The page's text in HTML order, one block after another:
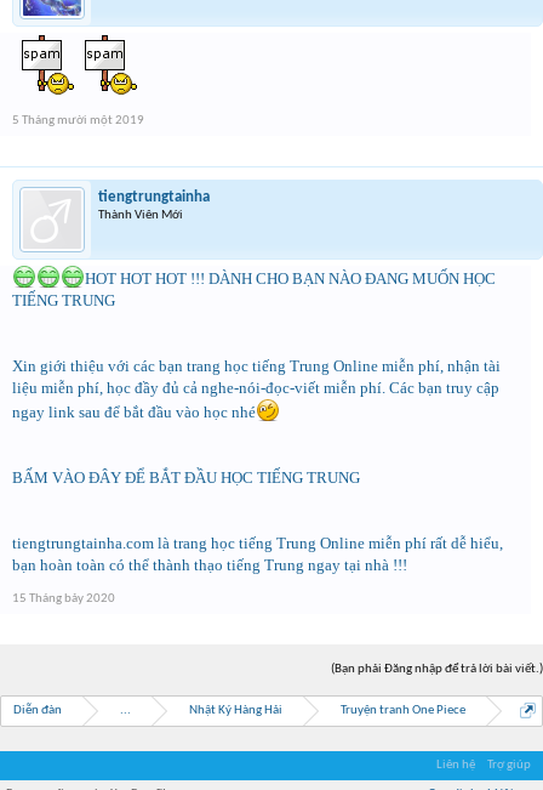
5 Tháng mười một 2019
tiengtrungtainha
Thành Viên Mới
HOT HOT HOT !!! DÀNH CHO BẠN NÀO ĐANG MUỐN HỌC
TIẾNG TRUNG
Xin giới thiệu với các bạn trang học tiếng Trung Online miễn phí, nhận tài
liệu miễn phí, học đầy đủ cả nghe-nói-đọc-viết miễn phí. Các bạn truy cập
ngay link sau để bắt đầu vào học nhé
BẤM VÀO ĐÂY ĐỂ BẮT ĐẦU HỌC TIẾNG TRUNG
tiengtrungtainha.com là trang học tiếng Trung Online miễn phí rất dễ hiểu,
bạn hoàn toàn có thể thành thạo tiếng Trung ngay tại nhà !!!
15 Tháng bảy 2020
(Bạn phải Đăng nhập để trả lời bài viết.)
Diễn đàn ... Nhật Ký Hàng Hải Truyện tranh One Piece
Liên hệ Trợ giúp